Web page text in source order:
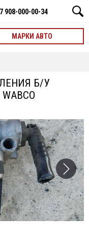
908-000-00-34
МАРКИ АВТО
Б/У